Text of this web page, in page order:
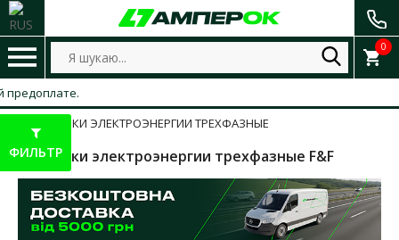
0
СЧЕТЧИКИ ЭЛЕКТРОЭНЕРГИИ ТРЕХФАЗНЫЕ
Счетчики электроэнергии трехфазные F&F
ФИЛЬТР